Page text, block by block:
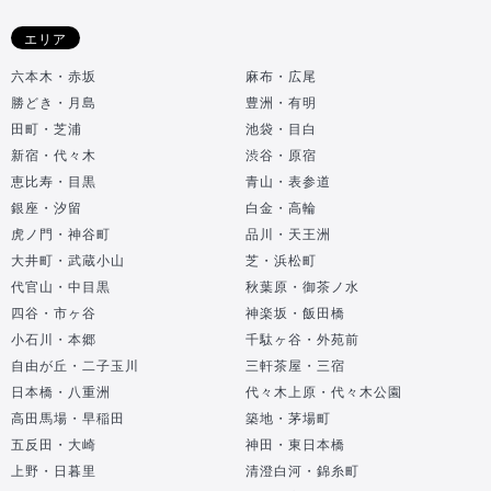
エリア
六本木・赤坂
麻布・広尾
勝どき・月島
豊洲・有明
田町・芝浦
池袋・目白
新宿・代々木
渋谷・原宿
恵比寿・目黒
青山・表参道
銀座・汐留
白金・高輪
虎ノ門・神谷町
品川・天王洲
大井町・武蔵小山
芝・浜松町
代官山・中目黒
秋葉原・御茶ノ水
四谷・市ヶ谷
神楽坂・飯田橋
小石川・本郷
千駄ヶ谷・外苑前
自由が丘・二子玉川
三軒茶屋・三宿
日本橋・八重洲
代々木上原・代々木公園
高田馬場・早稲田
築地・茅場町
五反田・大崎
神田・東日本橋
上野・日暮里
清澄白河・錦糸町